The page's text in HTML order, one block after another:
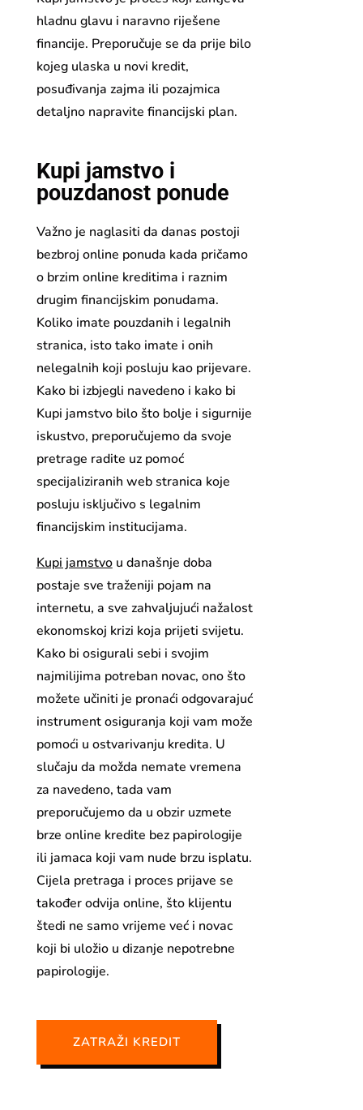
hladnu glavu i naravno riješene
financije. Preporučuje se da prije bilo
kojeg ulaska u novi kredit,
posuđivanja zajma ili pozajmica
detaljno napravite financijski plan.
Kupi jamstvo i
pouzdanost ponude
Važno je naglasiti da danas postoji
bezbroj online ponuda kada pričamo
o brzim online kreditima i raznim
drugim financijskim ponudama.
Koliko imate pouzdanih i legalnih
stranica, isto tako imate i onih
nelegalnih koji posluju kao prijevare.
Kako bi izbjegli navedeno i kako bi
Kupi jamstvo bilo što bolje i sigurnije
iskustvo, preporučujemo da svoje
pretrage radite uz pomoć
specijaliziranih web stranica koje
posluju isključivo s legalnim
financijskim institucijama.
Kupi jamstvou današnje doba
postaje sve traženiji pojam na
internetu, a sve zahvaljujući nažalost
ekonomskoj krizi koja prijeti svijetu.
Kako bi osigurali sebi i svojim
najmilijima potreban novac, ono što
možete učiniti je pronaći odgovarajuć
instrument osiguranja koji vam može
pomoći u ostvarivanju kredita. U
slučaju da možda nemate vremena
za navedeno, tada vam
preporučujemo da u obzir uzmete
brze online kredite bez papirologije
ili jamaca koji vam nude brzu isplatu.
Cijela pretraga i proces prijave se
također odvija online, što klijentu
štedi ne samo vrijeme već i novac
koji bi uložio u dizanje nepotrebne
papirologije.
ZATRAŽI KREDIT